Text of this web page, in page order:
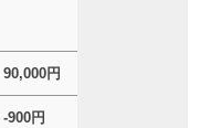
90,000円
-900円